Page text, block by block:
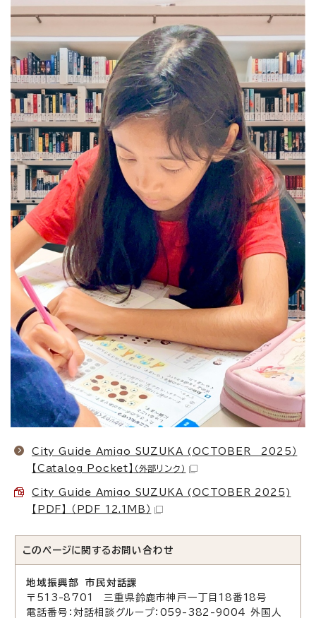
City Guide Amigo SUZUKA (OCTOBER 2025）
【Catalog Pocket】 （外部リンク）
City Guide Amigo SUZUKA (OCTOBER 2025)
【PDF】 （PDF 12.1MB）
このページに関する お問い合わせ
地域振興部 市民対話課
〒513-8701 三重県鈴鹿市神戸一丁目18番18号
電話番号：対話相談グループ：059-382-9004 外国人